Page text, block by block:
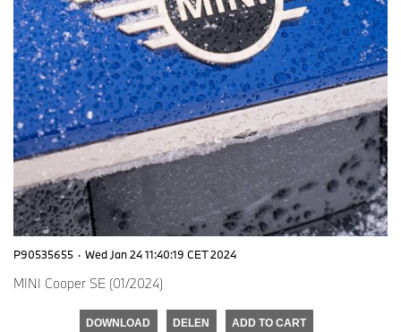
P90535655 · Wed Jan 24 11:40:19 CET 2024
MINI Cooper SE (01/2024)
DOWNLOAD DELEN ADD TO CART